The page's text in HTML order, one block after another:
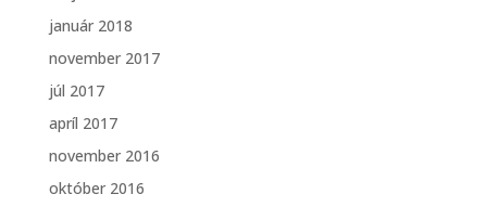
január 2018
november 2017
júl 2017
apríl 2017
november 2016
október 2016